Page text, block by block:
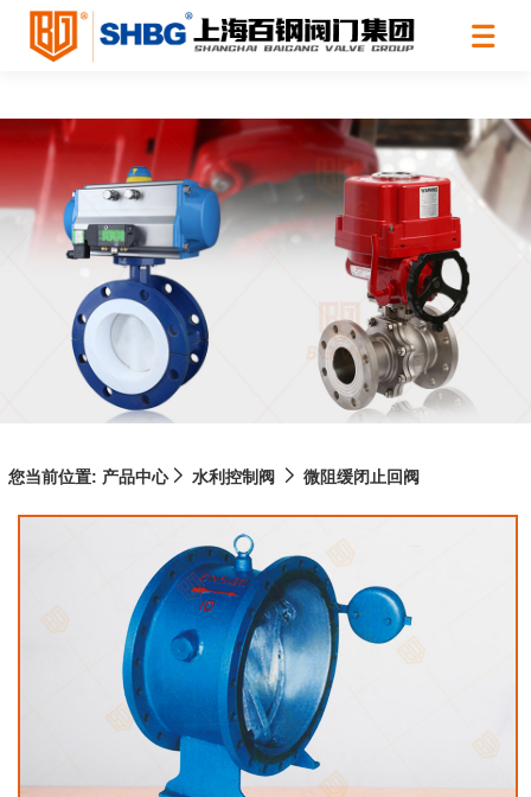
您当前位置: 产品中心 水利控制阀 微阻缓闭止回阀